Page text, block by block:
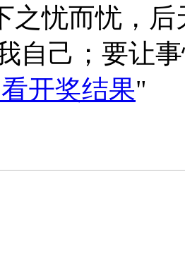
之忧而忧，
自己；要让
开奖结果"